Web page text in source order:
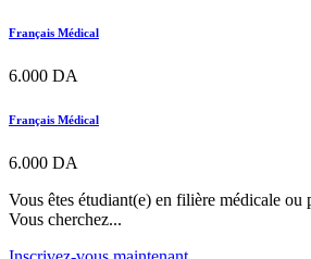
Français Médical
6.000 DA
Français Médical
6.000 DA
Vous êtes étudiant(e) en filière médicale ou
Vous cherchez...